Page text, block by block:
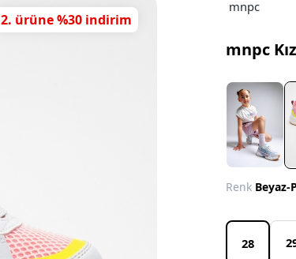
2. ürüne %30 indirim
mnpc
mnpc
Renk Beyaz-
28